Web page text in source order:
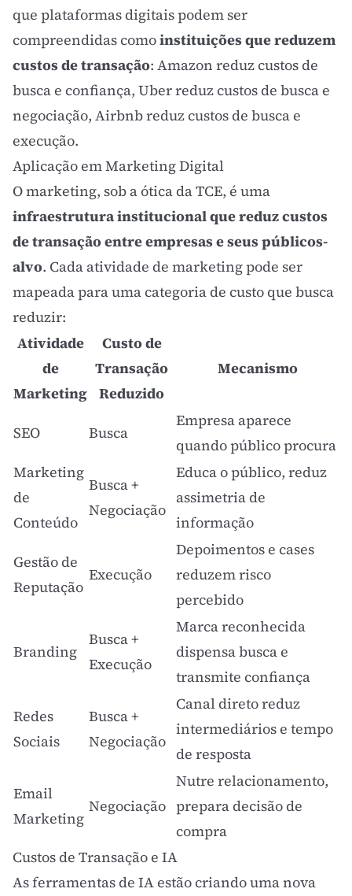
que plataformas digitais podem ser
compreendidas comoinstituições que reduzem
custos de transação: Amazon reduz custos de
busca e confiança, Uber reduz custos de busca e
negociação, Airbnb reduz custos de busca e
execução.
Aplicação em Marketing Digital
O marketing, sob a ótica da TCE, é uma
infraestrutura institucional que reduz custos
de transação entre empresas e seus públicos-
alvo. Cada atividade de marketing pode ser
mapeada para uma categoria de custo que busca
reduzir:
Atividade
de
Marketing
Custo de
Transação
Reduzido
Mecanismo
SEO Busca
Empresa aparece
quando público procura
Marketing
de
Conteúdo
Busca +
Negociação
Educa o público, reduz
assimetria de
informação
Gestão de
Reputação
Execução
Depoimentos e cases
reduzemrisco
percebido
Branding
Busca +
Execução
Marca reconhecida
dispensa busca e
transmite confiança
Redes
Sociais
Busca +
Negociação
Canal direto reduz
intermediários e tempo
de resposta
Email
Marketing
Negociação
Nutre relacionamento,
prepara decisão de
compra
Custos de Transação e IA
As ferramentas de IA estão criando uma nova